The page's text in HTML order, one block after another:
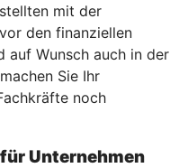
mit der
den finanziellen
auf Wunsch auch in der
Sie Ihr
noch
Unternehmen